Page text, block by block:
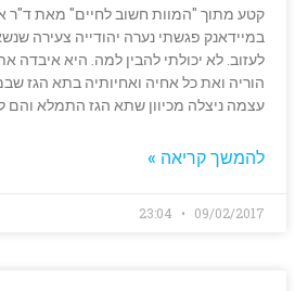
קטע מתוך "המוות חשוב לחיים" מאת ד"ר
במיידאנק פגשתי נערה יהודייה צעירה
לעזוב. לא יכולתי להבין למה. היא
הוריה ואת כל אחיה ואחיותיה בתא הגז
עצמה ניצלה מכיוון שתא הגז התמלא והם
להמשך קריאה »
09/02/2017